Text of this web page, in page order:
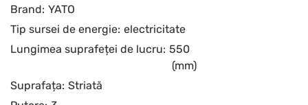
Brand: YATO
Tip sursei de energie: electricitate
Lungimea suprafeței de lucru: 550
(mm)
Suprafața: Striată